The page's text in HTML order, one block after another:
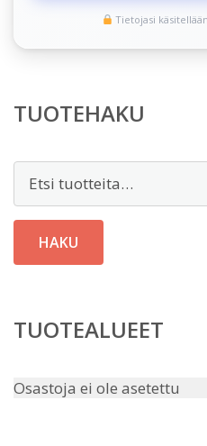
Tietojasi
TUOTEHAKU
Etsi:
HAKU
TUOTEALUEET
Osastoja ei ole asetettu